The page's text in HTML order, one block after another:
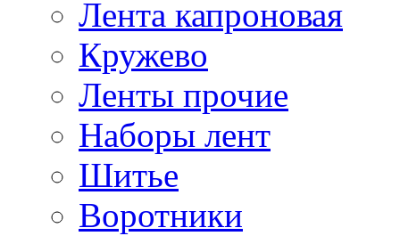
Лента капроновая
Кружево
Ленты прочие
Наборы лент
Шитье
Воротники